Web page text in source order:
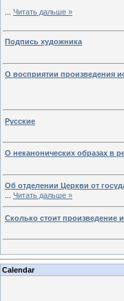
... Читать дальше »
Подпись художника
О восприятии произведения
Русские
О неканонических образах в
Об отделении Церкви от
Читать дальше »
Сколько стоит произведение
Calendar